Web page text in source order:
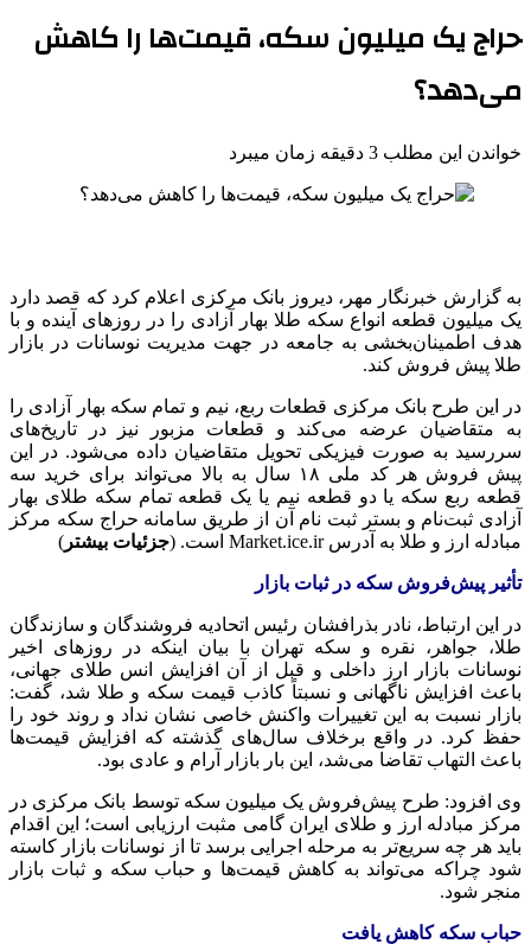
حراج یک میلیون سکه، قیمت‌ها را کاهش
می‌دهد؟
خواندن این مطلب 3 دقیقه زمان میبرد
به گزارش خبرنگار مهر، دیروز بانک مرکزی اعلام کرد که قصد دارد
یک میلیون قطعه انواع سکه طلا بهار آزادی را در روزهای آینده و با
هدف اطمینان‌بخشی به جامعه در جهت مدیریت نوسانات در بازار
طلا پیش فروش کند.
در این طرح بانک مرکزی قطعات ربع، نیم و تمام سکه بهار آزادی را
به متقاضیان عرضه می‌کند و قطعات مزبور نیز در تاریخ‌های
سررسید به صورت فیزیکی تحویل متقاضیان داده می‌شود. در این
پیش فروش هر کد ملی ۱۸ سال به بالا می‌تواند برای خرید سه
قطعه ربع سکه یا دو قطعه نیم یا یک قطعه تمام سکه طلای بهار
آزادی ثبت‌نام و بستر ثبت نام آن از طریق سامانه حراج سکه مرکز
مبادله ارز و طلا به آدرس Market.ice.ir است. (
جزئیات بیشتر )
تأثیر پیش‌فروش سکه در ثبات بازار
در این ارتباط، نادر بذرافشان رئیس اتحادیه فروشندگان و سازندگان
طلا، جواهر، نقره و سکه تهران با بیان اینکه در روزهای اخیر
نوسانات بازار ارز داخلی و قبل از آن افزایش انس طلای جهانی،
باعث افزایش ناگهانی و نسبتاً کاذب قیمت سکه و طلا شد، گفت:
بازار نسبت به این تغییرات واکنش خاصی نشان نداد و روند خود را
حفظ کرد. در واقع برخلاف سال‌های گذشته که افزایش قیمت‌ها
باعث التهاب تقاضا می‌شد، این بار بازار آرام و عادی بود.
وی افزود: طرح پیش‌فروش یک میلیون سکه توسط بانک مرکزی در
مرکز مبادله ارز و طلای ایران گامی مثبت ارزیابی است؛ این اقدام
باید هر چه سریع‌تر به مرحله اجرایی برسد تا از نوسانات بازار کاسته
شود چراکه می‌تواند به کاهش قیمت‌ها و حباب سکه و ثبات بازار
منجر شود.
حباب سکه کاهش یافت